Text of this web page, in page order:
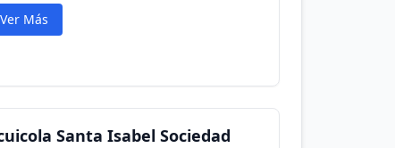
Ver Más
Santa Isabel Sociedad